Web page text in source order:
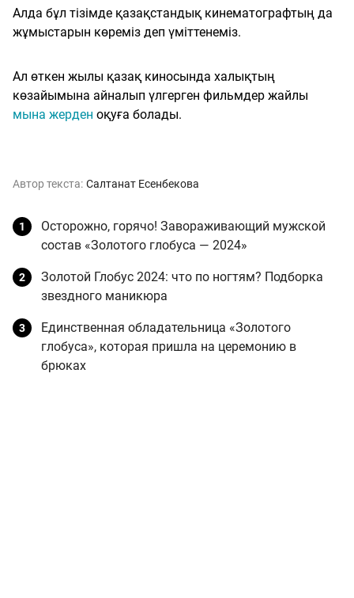
Алда бұл тізімде қазақстандық кинематографтың да
жұмыстарын көреміз деп үміттенеміз.
Ал өткен жылы қазақ киносында халықтың
көзайымына айналып үлгерген фильмдер жайлы
мына жерден оқуға болады.
Автор текста: Салтанат Есенбекова
Осторожно, горячо! Завораживающий мужской
состав «Золотого глобуса — 2024»
Золотой Глобус 2024: что по ногтям? Подборка
звездного маникюра
Единственная обладательница «Золотого
глобуса», которая пришла на церемонию в
брюках